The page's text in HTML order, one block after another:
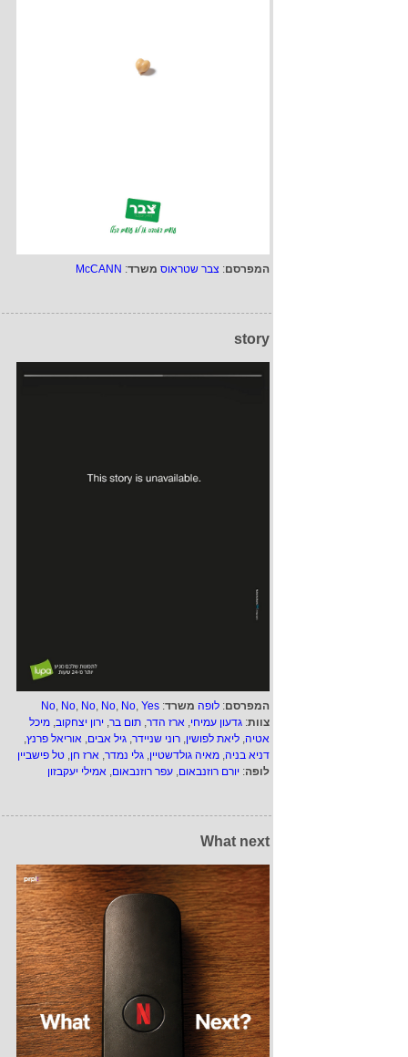
המפרסם: צבר שטראוס משרד:
McCANN
story
המפרסם: לופה משרד:
No, No, No, No, No, Yes
צוות: גדעון עמיחי, ארז הדר, תום בר, ירון יצחקוב, מיכל
אטיה, ליאת לפושין, רוני שניידר, גיל אבים, אוריאל פרנץ,
דניא בניה, מאיה גולדשטיין, גלי נמדר, ארז חן, טל פישביין
לופה: יורם רוזנבאום, עפר רוזנבאום, אמילי יעקבזון
What next